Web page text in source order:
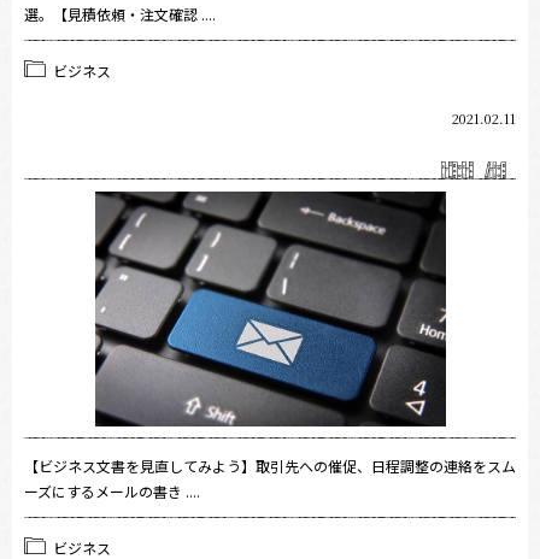
選。【見積依頼・注文確認 ....
ビジネス
2021.02.11
【ビジネス文書を見直してみよう】取引先への催促、日程調整の連絡をスム
ーズにするメールの書き ....
ビジネス